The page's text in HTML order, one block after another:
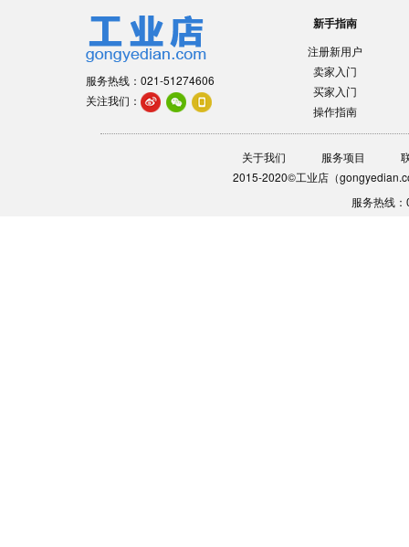
服务热线：021-51274606
关注我们：
新手指南
注册新用户
卖家入门
买家入门
操作指南
关于我们 服务项目
2015-2020©工业店（
服务热线